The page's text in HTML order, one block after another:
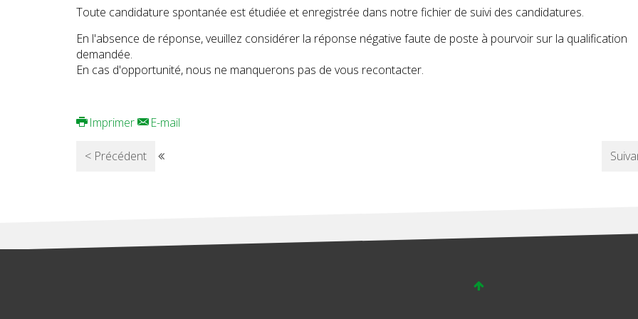
Toute candidature spontanée est étudiée et enregistrée dans notre fichier de suivi des candidatures.
En l'absence de réponse, veuillez considérer la réponse négative faute de poste à pourvoir sur la qualification
demandée.
En cas d'opportunité, nous ne manquerons pas de vous recontacter.
Imprimer E-mail
< Précédent